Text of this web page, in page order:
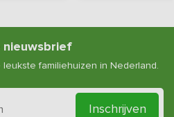
nieuwsbrief
familiehuizen in Nederland.
Inschrijven